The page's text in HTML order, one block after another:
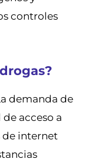
controles
demanda de
acceso a
de internet